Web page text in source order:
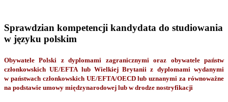
Sprawdzian kompetencji kandydata do studiowania
w języku polskim
Obywatele Polski z dyplomami zagranicznymi oraz obywatele państw
członkowskich UE/EFTA lub Wielkiej Brytanii z dyplomami wydanymi
w państwach członkowskich UE/EFTA/OECD lub uznanymi za równoważne
na podstawie umowy międzynarodowej lub w drodze nostryfikacji